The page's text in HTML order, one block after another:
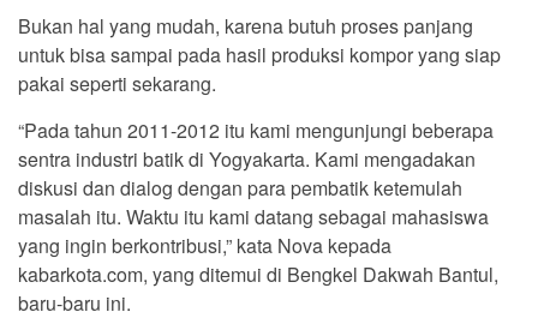
Bukan hal yang mudah, karena butuh proses panjang
untuk bisa sampai pada hasil produksi kompor yang siap
pakai seperti sekarang.
“Pada tahun 2011-2012 itu kami mengunjungi beberapa
sentra industri batik di Yogyakarta. Kami mengadakan
diskusi dan dialog dengan para pembatik ketemulah
masalah itu. Waktu itu kami datang sebagai mahasiswa
yang ingin berkontribusi,” kata Nova kepada
kabarkota.com, yang ditemui di Bengkel Dakwah Bantul,
baru-baru ini.